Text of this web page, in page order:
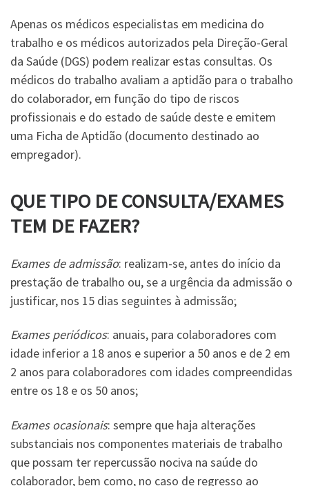
Apenas os médicos especialistas em medicina do
trabalho e os médicos autorizados pela Direção-Geral
da Saúde (DGS) podem realizar estas consultas. Os
médicos do trabalho avaliam a aptidão para o trabalho
do colaborador, em função do tipo de riscos
profissionais e do estado de saúde deste e emitem
uma Ficha de Aptidão (documento destinado ao
empregador).
QUE TIPO DE CONSULTA/EXAMES
TEM DE FAZER?
Exames de admissão: realizam-se, antes do início da
prestação de trabalho ou, se a urgência da admissão o
justificar, nos 15 dias seguintes à admissão;
Exames periódicos: anuais, para colaboradores com
idade inferior a 18 anos e superior a 50 anos e de 2 em
2 anos para colaboradores com idades compreendidas
entre os 18 e os 50 anos;
Exames ocasionais: sempre que haja alterações
substanciais nos componentes materiais de trabalho
que possam ter repercussão nociva na saúde do
colaborador, bem como, no caso de regresso ao